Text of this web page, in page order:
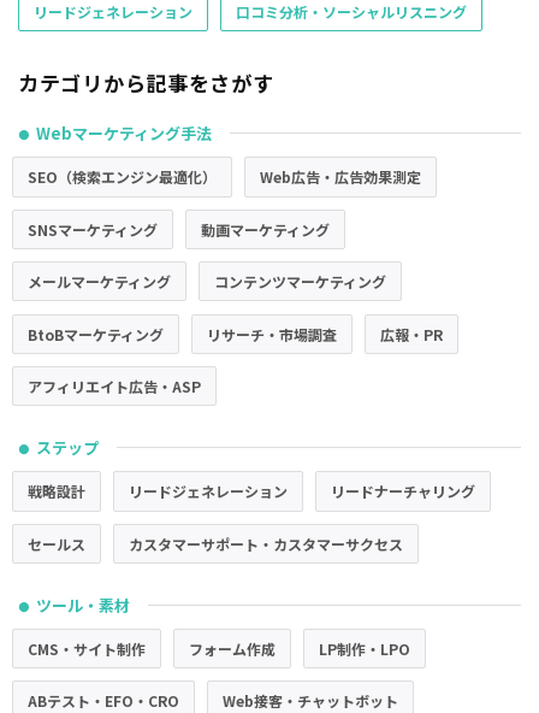
リードジェネレーション 口コミ分析・ソーシャルリスニング
カテゴリから記事をさがす
● Webマーケティング手法
SEO（検索エンジン最適化） Web広告・広告効果測定
SNSマーケティング 動画マーケティング
メールマーケティング コンテンツマーケティング
BtoBマーケティング リサーチ・市場調査 広報・PR
アフィリエイト広告・ASP
● ステップ
戦略設計 リードジェネレーション リードナーチャリング
セールス カスタマーサポート・カスタマーサクセス
● ツール・素材
CMS・サイト制作 フォーム作成 LP制作・LPO
ABテスト・EFO・CRO Web接客・チャットボット